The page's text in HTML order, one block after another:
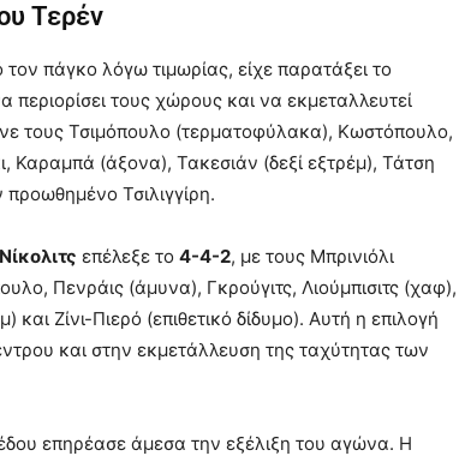
Τερέν
πάγκο λόγω τιμωρίας, είχε παρατάξει το
περιορίσει τους χώρους και να εκμεταλλευτεί
τους Τσιμόπουλο (τερματοφύλακα), Κωστόπουλο,
Καραμπά (άξονα), Τακεσιάν (δεξί εξτρέμ), Τάτση
Τσιλιγγίρη.
επέλεξε το 4-4-2, με τους Μπρινιόλι
Πενράις (άμυνα), Γκρούγιτς, Λιούμπισιτς (χαφ),
Ζίνι-Πιερό (επιθετικό δίδυμο). Αυτή η επιλογή
και στην εκμετάλλευση της ταχύτητας των
επηρέασε άμεσα την εξέλιξη του αγώνα. Η